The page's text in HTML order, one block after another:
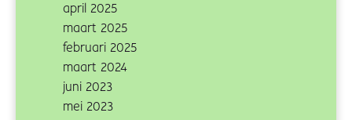
april 2025
maart 2025
februari 2025
maart 2024
juni 2023
mei 2023